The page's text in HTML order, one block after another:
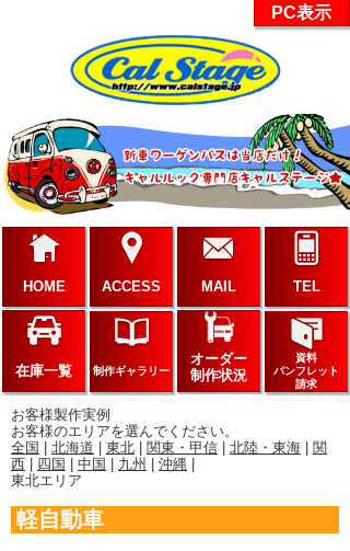
PC表示
HOME ACCESS MAIL TEL
在庫一覧 制作ギャラリー
オーダー
制作状況
資料
パンフレット
請求
お客様製作実例
お客様のエリアを選んでください。
全国 | 北海道 | 東北 | 関東・甲信 | 北陸・東海 | 関
西 | 四国 | 中国 | 九州 | 沖縄 |
東北エリア
軽自動車